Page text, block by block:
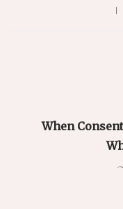
When